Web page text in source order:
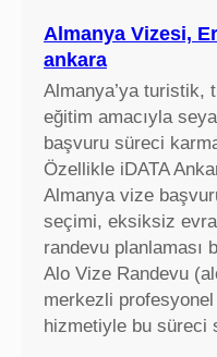
Almanya Vizesi,
ankara
Almanya’ya turistik,
eğitim amacıyla
başvuru süreci
Özellikle iDATA
Almanya vize
seçimi, eksiksiz
randevu planlaması
Alo Vize Randevu
merkezli profesyonel
hizmetiyle bu süreci